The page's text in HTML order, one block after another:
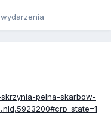
pelna-skarbow-